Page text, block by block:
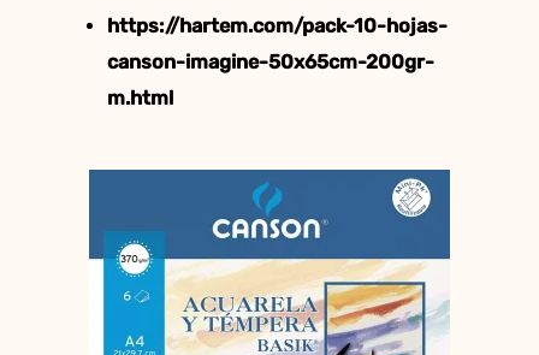
https://hartem.com/pack-10-hojas-
canson-imagine-50x65cm-200gr-
m.html